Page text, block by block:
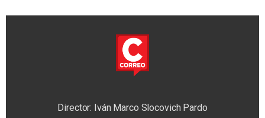
Director: Iván Marco Slocovich Pardo